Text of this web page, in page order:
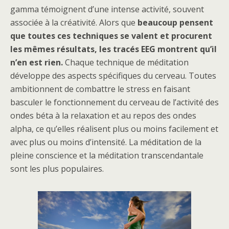
gamma témoignent d’une intense activité, souvent
associée à la créativité. Alors que beaucoup pensent
que toutes ces techniques se valent et procurent
les mêmes résultats, les tracés EEG montrent qu’il
n’en est rien.Chaque technique de méditation
développe des aspects spécifiques du cerveau. Toutes
ambitionnent de combattre le stress en faisant
basculer le fonctionnement du cerveau de l’activité des
ondes béta à la relaxation et au repos des ondes
alpha, ce qu’elles réalisent plus ou moins facilement et
avec plus ou moins d’intensité. La méditation de la
pleine conscience et la méditation transcendantale
sont les plus populaires.